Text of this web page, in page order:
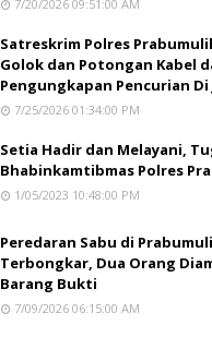
7/20/2026 09:51:00 AM
Satreskrim Polres
Golok dan Potongan Kabel
Pengungkapan Pencurian Di
7/25/2026 01:34:00 PM
Setia Hadir dan Melayani,
Bhabinkamtibmas Polres
1/05/2023 10:48:00 PM
Peredaran Sabu di
Terbongkar, Dua Orang
Barang Bukti
7/09/2026 06:15:00 AM